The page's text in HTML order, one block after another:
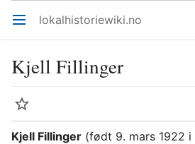
Åpne hovedmenyen lokalhistoriewiki.no
Kjell Fillinger
Overvåk
Kjell Fillinger (født 9. mars 1922 i